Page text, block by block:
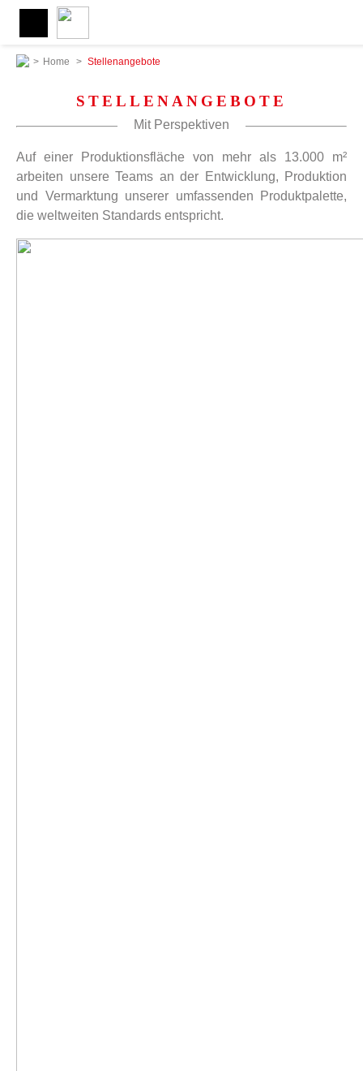
> Home > Stellenangebote
STELLENANGEBOTE
Mit Perspektiven
Auf einer Produktionsfläche von mehr als 13.000 m²
arbeiten unsere Teams an der Entwicklung, Produktion
und Vermarktung unserer umfassenden Produktpalette,
die weltweiten Standards entspricht.